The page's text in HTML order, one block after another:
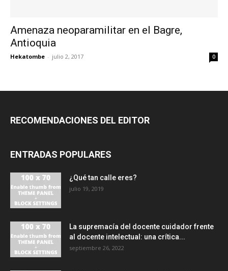
Amenaza neoparamilitar en el Bagre,
Antioquia
Hekatombe - julio 2, 2017 0
RECOMENDACIONES DEL EDITOR
ENTRADAS POPULARES
¿Qué tan calle eres?
julio 19, 2019
La supremacía del docente cuidador frente
al docente intelectual: una crítica...
septiembre 26, 2022